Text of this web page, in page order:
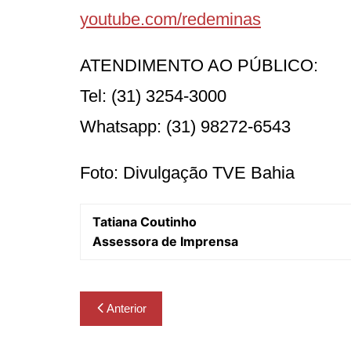
youtube.com/redeminas
ATENDIMENTO AO PÚBLICO:
Tel: (31) 3254-3000
Whatsapp: (31) 98272-6543
Foto: Divulgação TVE Bahia
Tatiana Coutinho
Assessora de Imprensa
Navegação
de
Anterior